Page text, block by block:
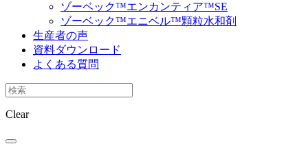
ゾーベック™エンカンティア™SE
ゾーベック™エニベル™️顆粒水和剤
生産者の声
資料ダウンロード
よくある質問
Clear